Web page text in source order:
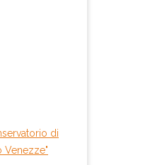
di
Venezze"